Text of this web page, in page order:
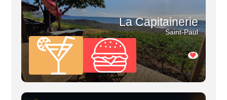
La Capitainerie
Saint-Paul